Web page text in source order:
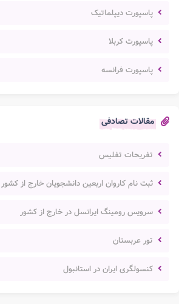
پاسپورت دیپلماتیک
پاسپورت کربلا
پاسپورت فرانسه
مقالات تصادفی
تفریحات تفلیس
ثبت نام کاروان اربعین دانشجویان خارج از کشور
سرویس رومینگ ایرانسل در خارج از کشور
تور عربستان
کنسولگری ایران در استانبول